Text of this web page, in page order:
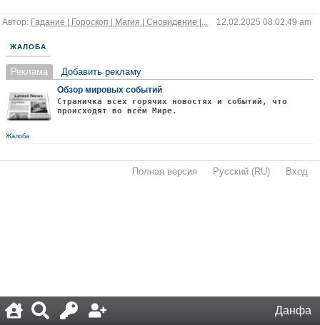
Данфа
Автор: Гадание | Гороскоп | Магия | Сновидение |... 12.02.2025 08:02:49 am
ЖАЛОБА
Реклама Добавить рекламу
Обзор мировых событий
Страничка всех горячих новостях и событий, что
происходят во всём Мире.
Жалоба
Полная версия Русский (RU) Вход